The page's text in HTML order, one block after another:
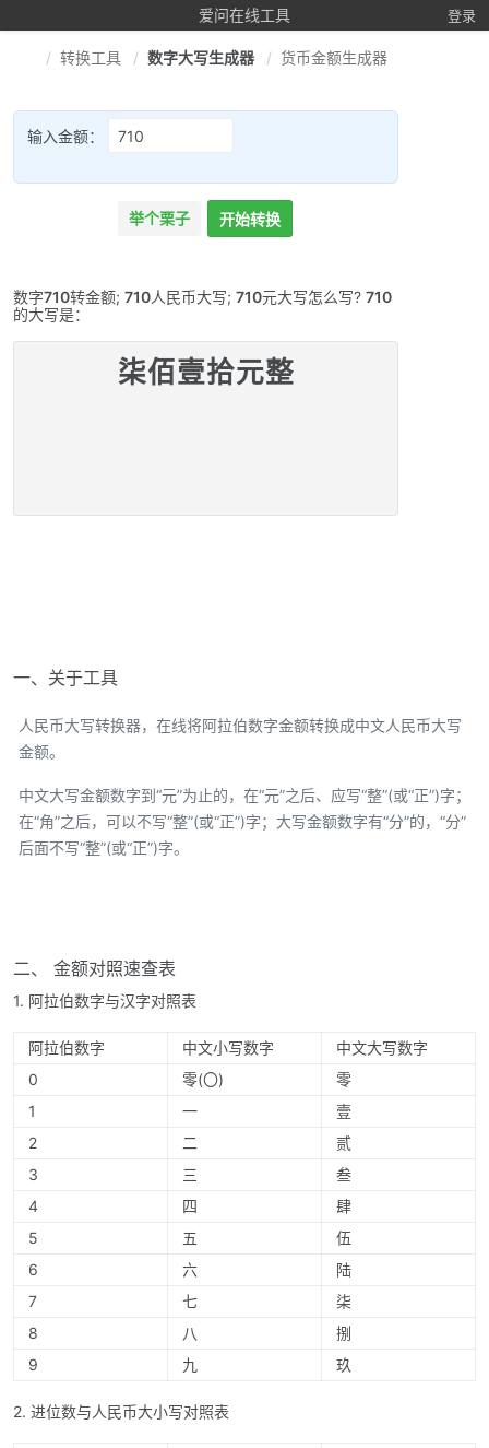
爱问在线工具 登录
转换工具 数字大写生成器 货币金额生成器
输入金额：
举个栗子 开始转换
数字710转金额; 710人民币大写; 710元大写怎么写? 710
的大写是：
柒佰壹拾元整
一、关于工具
人民币大写转换器，在线将阿拉伯数字金额转换成中文人民币大写
金额。
中文大写金额数字到“元”为止的，在“元”之后、应写“整”(或“正”)字；
在“角”之后，可以不写“整”(或“正”)字；大写金额数字有“分”的，“分”
后面不写“整”(或“正”)字。
二、 金额对照速查表
1. 阿拉伯数字与汉字对照表
阿拉伯数字 中文小写数字
中文大写数字
0
零(〇)
零
1
一
壹
2
二
贰
3
三
叁
4
四
肆
5
五
伍
6
六
陆
7
七
柒
8
八
捌
9
九 玖
2. 进位数与人民币大小写对照表